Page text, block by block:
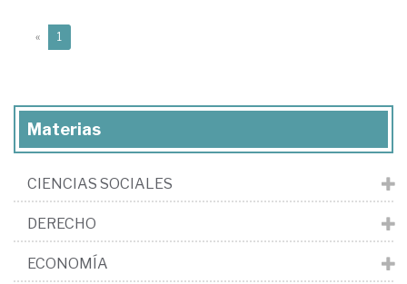
« 1
Materias
CIENCIAS SOCIALES
DERECHO
ECONOMÍA